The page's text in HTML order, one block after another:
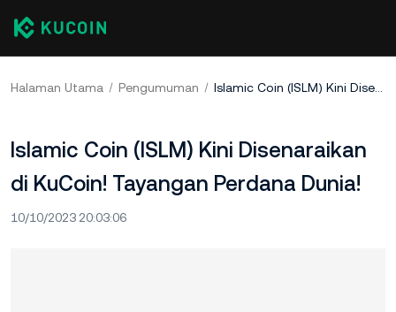
Halaman Utama Pengumuman Islamic Coin (ISLM) Kini Disenaraikan di KuCoin! Tayangan Perdana Dunia!
Islamic Coin (ISLM) Kini Disenaraikan
di KuCoin! Tayangan Perdana Dunia!
10/10/2023 20:03:06